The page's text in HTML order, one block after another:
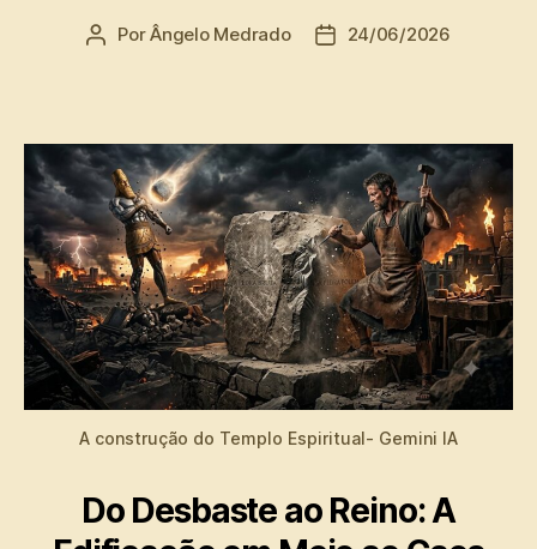
Autor
PorÂngelo Medrado
Data24/06/2026
A construção do Templo Espiritual- Gemini IA
Do Desbaste ao Reino: A